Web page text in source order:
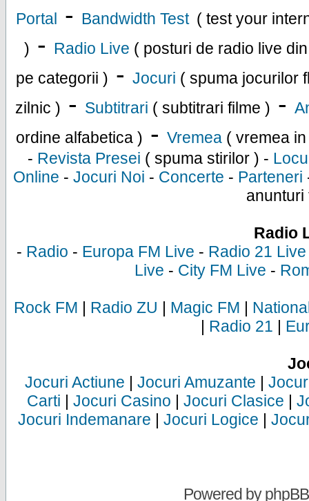
Portal - Bandwidth Test ( test your
) - Radio Live ( posturi de radio live
pe categorii ) - Jocuri ( spuma jocurilor
zilnic ) - Subtitrari ( subtitrari filme ) -
ordine alfabetica ) - Vremea ( vremea
- Revista Presei ( spuma stirilor ) -
Online - Jocuri Noi - Concerte - Parteneri
anunturi
Radio
- Radio - Europa FM Live - Radio 21 Live
Live - City FM Live -
Rock FM | Radio ZU | Magic FM |
| Radio 21 |
Jocuri Actiune | Jocuri Amuzante |
Carti | Jocuri Casino | Jocuri Clasice |
Jocuri Indemanare | Jocuri Logice |
Powered byphpBB